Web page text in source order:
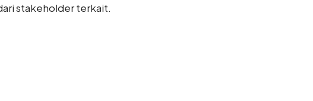
stakeholder terkait.